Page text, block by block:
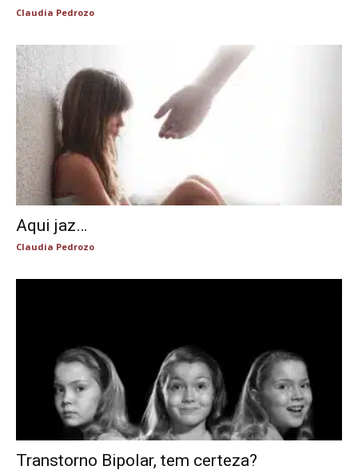
Claudia Pedrozo
Aqui jaz…
Claudia Pedrozo
Transtorno Bipolar, tem certeza?